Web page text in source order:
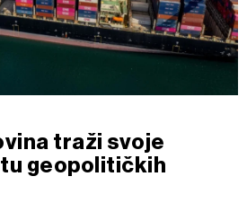
traži svoje
geopolitičkih